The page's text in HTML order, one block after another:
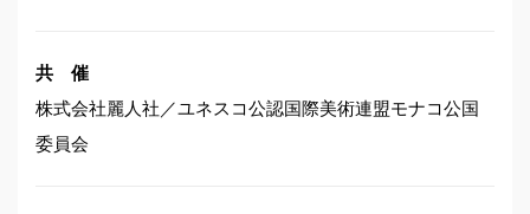
共 催
株式会社麗人社／ユネスコ公認国際美術連盟モナコ公国
委員会